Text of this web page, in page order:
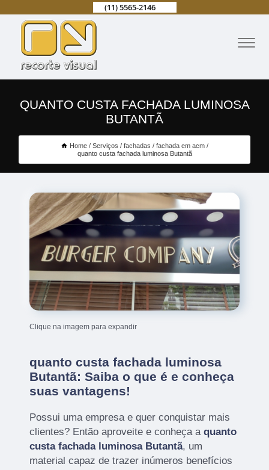
(11) 5565-2146
QUANTO CUSTA FACHADA LUMINOSA
BUTANTÃ
Home Serviços fachadas
fachada em acm
quanto custa fachada luminosa Butantã
Clique na imagem para expandir
quanto custa fachada luminosa
Butantã: Saiba o que é e conheça
suas vantagens!
Possui uma empresa e quer conquistar mais
clientes? Então aproveite e conheça aquanto
custa fachada luminosa Butantã, um
material capaz de trazer inúmeros benefícios